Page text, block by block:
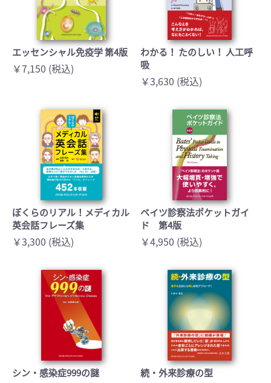
エッセンシャル免疫学 第4版
￥7,150 (税込)
わかる！ たのしい！ 人工呼
吸
￥3,630 (税込)
ぼくらのリアル！メディカル
英会話フレーズ集
￥3,300 (税込)
ベイツ診察法ポケットガイ
ド 第4版
￥4,950 (税込)
シン・感染症999の謎 続・外来診療の型